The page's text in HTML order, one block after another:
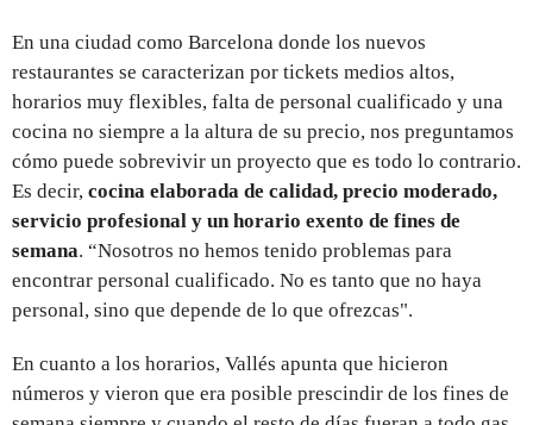
En una ciudad como Barcelona donde los nuevos
restaurantes se caracterizan por tickets medios altos,
horarios muy flexibles, falta de personal cualificado y una
cocina no siempre a la altura de su precio, nos preguntamos
cómo puede sobrevivir un proyecto que es todo lo contrario.
Es decir, cocina elaborada de calidad, precio moderado,
servicio profesional y un horario exento de fines de
semana. “Nosotros no hemos tenido problemas para
encontrar personal cualificado. No es tanto que no haya
personal, sino que depende de lo que ofrezcas".
En cuanto a los horarios, Vallés apunta que hicieron
números y vieron que era posible prescindir de los fines de